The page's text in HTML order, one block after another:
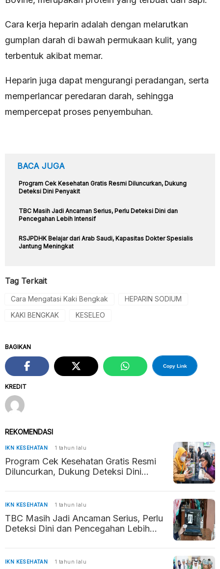
Cara kerja heparin adalah dengan melarutkan
gumplan darah di bawah permukaan kulit, yang
terbentuk akibat memar.
Heparin juga dapat mengurangi peradangan, serta
memperlancar peredaran darah, sehingga
mempercepat proses penyembuhan.
BACA JUGA
Program Cek Kesehatan Gratis Resmi Diluncurkan, Dukung
Deteksi Dini Penyakit
TBC Masih Jadi Ancaman Serius, Perlu Deteksi Dini dan
Pencegahan Lebih Intensif
RSJPDHK Belajar dari Arab Saudi, Kapasitas Dokter Spesialis
Jantung Meningkat
Tag Terkait
Cara Mengatasi Kaki Bengkak
HEPARIN SODIUM
KAKI BENGKAK
KESELEO
KREDIT
BAGIKAN
Copy Link
REKOMENDASI
IKN KESEHATAN 1 tahun lalu
Program Cek Kesehatan Gratis Resmi
Diluncurkan, Dukung Deteksi Dini
IKN KESEHATAN 1 tahun lalu
TBC Masih Jadi Ancaman Serius, Perlu
Deteksi Dini dan Pencegahan Lebih
IKN KESEHATAN 1 tahun lalu